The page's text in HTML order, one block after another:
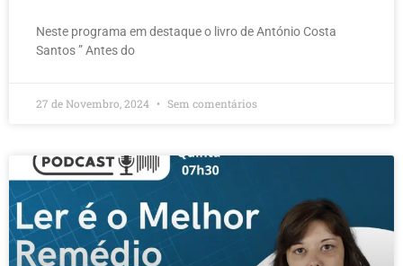
Neste programa em destaque o livro de António Costa
Santos ” Antes do
27 de Novembro, 2024 Sem comentários